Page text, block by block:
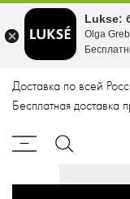
Доставка по всей
Бесплатная доставка
Lukse:
Olga